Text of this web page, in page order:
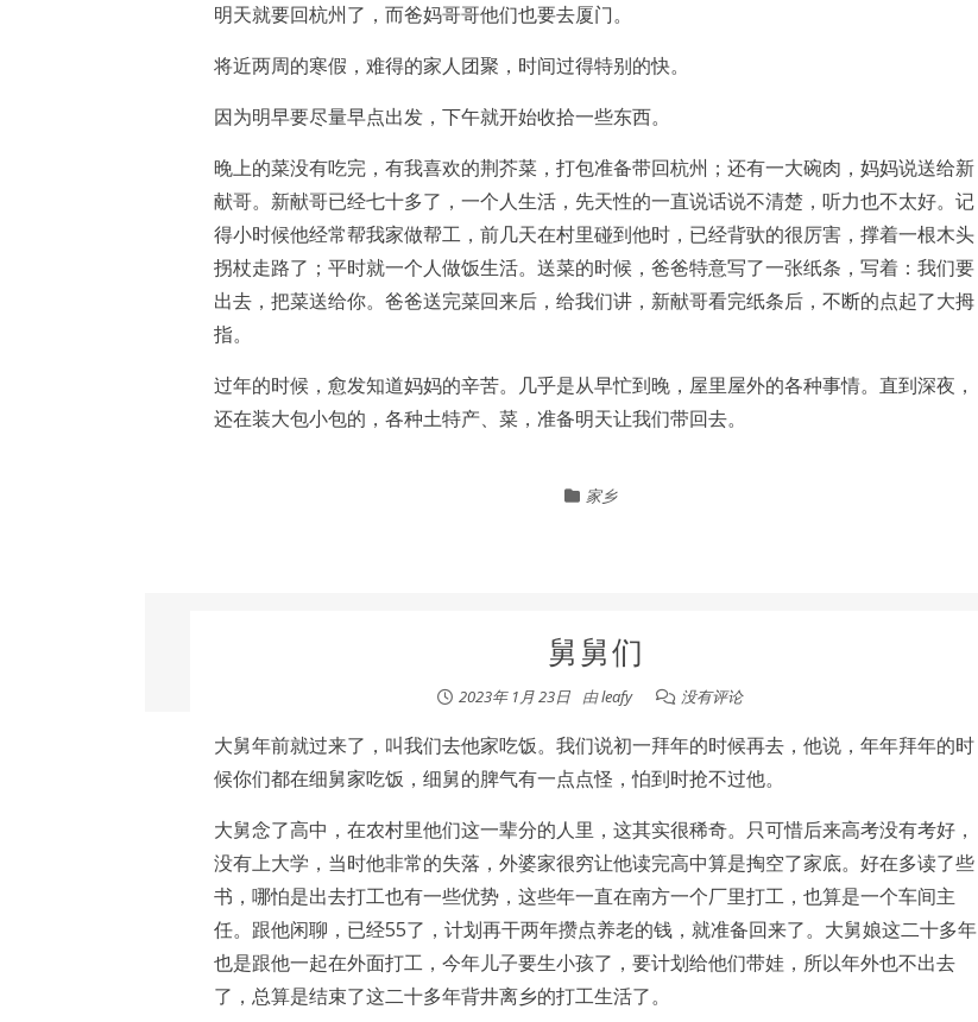
明天就要回杭州了，而爸妈哥哥他们也要去厦门。
将近两周的寒假，难得的家人团聚，时间过得特别的快。
因为明早要尽量早点出发，下午就开始收拾一些东西。
晚上的菜没有吃完，有我喜欢的荆芥菜，打包准备带回杭州；还有一大碗肉，妈妈说送给新
献哥。新献哥已经七十多了，一个人生活，先天性的一直说话说不清楚，听力也不太好。记
得小时候他经常帮我家做帮工，前几天在村里碰到他时，已经背驮的很厉害，撑着一根木头
拐杖走路了；平时就一个人做饭生活。送菜的时候，爸爸特意写了一张纸条，写着：我们要
出去，把菜送给你。爸爸送完菜回来后，给我们讲，新献哥看完纸条后，不断的点起了大拇
指。
过年的时候，愈发知道妈妈的辛苦。几乎是从早忙到晚，屋里屋外的各种事情。直到深夜，
还在装大包小包的，各种土特产、菜，准备明天让我们带回去。
家乡
舅舅们
2023年 1月 23日 由leafy 没有评论
大舅年前就过来了，叫我们去他家吃饭。我们说初一拜年的时候再去，他说，年年拜年的时
候你们都在细舅家吃饭，细舅的脾气有一点点怪，怕到时抢不过他。
大舅念了高中，在农村里他们这一辈分的人里，这其实很稀奇。只可惜后来高考没有考好，
没有上大学，当时他非常的失落，外婆家很穷让他读完高中算是掏空了家底。好在多读了些
书，哪怕是出去打工也有一些优势，这些年一直在南方一个厂里打工，也算是一个车间主
任。跟他闲聊，已经55了，计划再干两年攒点养老的钱，就准备回来了。大舅娘这二十多年
也是跟他一起在外面打工，今年儿子要生小孩了，要计划给他们带娃，所以年外也不出去
了，总算是结束了这二十多年背井离乡的打工生活了。